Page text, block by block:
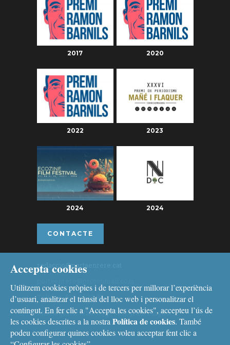
2017 2020
2022 2023
2024 2024
CONTACTE
redaccio@portaenrere.cat
Telèfon: 626 26 19 93
Missatgeria: Whatsapp, Telegram i Signal
Accepta cookies
Utilitzem cookies pròpies i de tercers per millorar l’experiència
d’usuari, analitzar el trànsit del lloc web i personalitzar el
contingut. En fer clic a "Accepta les cookies", accepteu l’ús de
les cookies descrites a la nostra Política de cookies. També
podeu configurar quines cookies voleu acceptar fent clic a